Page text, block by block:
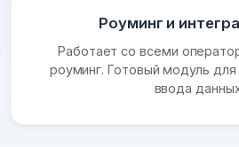
Роуминг и
Работает со всеми
роуминг. Готовый модуль
ввода